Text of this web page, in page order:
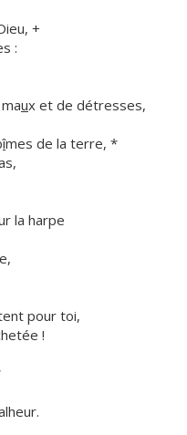
+
:
ux et de détresses,
îmes de la terre, *
la harpe
pour toi,
!